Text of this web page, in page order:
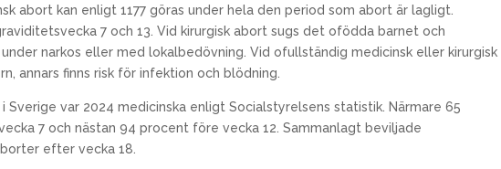
abort kan enligt 1177 göras under hela den period som abort är lagligt.
7 och 13. Vid kirurgisk abort sugs det ofödda barnet och
narkos eller med lokalbedövning. Vid ofullständig medicinsk eller kirurgisk
annars finns risk för infektion och blödning.
Sverige var 2024 medicinska enligt Socialstyrelsens statistik. Närmare 65
7 och nästan 94 procent före vecka 12. Sammanlagt beviljade
efter vecka 18.